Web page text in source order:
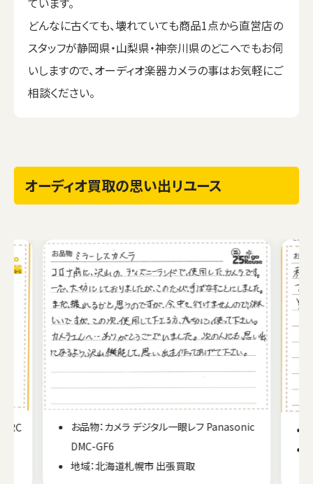
どんなに古くても、壊れていても商品1点から直営店の
スタッフが静岡県・山梨県・神奈川県のどこへでもお伺
いしますので、オーディオ楽器カメラの事はお気軽にご
相談ください。
オーディオ買取の思い出リユース
お品物：カメラ デジタル一眼レフ Panasonic
DMC-GF6
地域：北海道札幌市 出張買取